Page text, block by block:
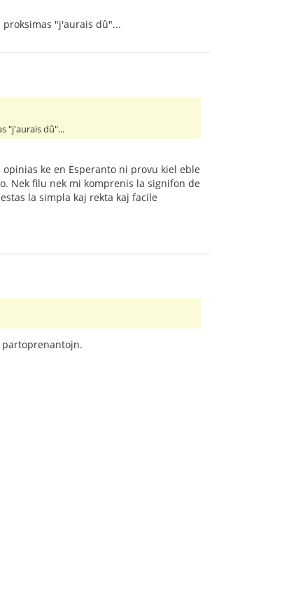
"j'aurais dû"...
"j'aurais dû"...
ke en Esperanto ni provu kiel eble
Nek filu nek mi komprenis la signifon de
la simpla kaj rekta kaj facile
partoprenantojn.